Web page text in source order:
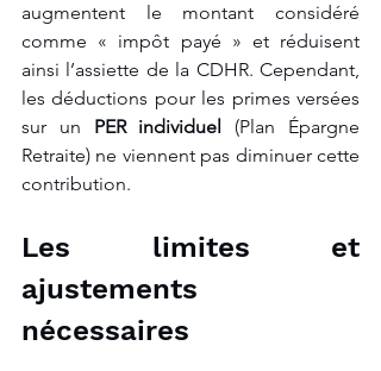
augmentent le montant considéré
comme « impôt payé » et réduisent
ainsi l’assiette de la CDHR. Cependant,
les déductions pour les primes versées
sur un PER individuel
(Plan Épargne
Retraite) ne viennent pas diminuer cette
contribution.
Les limites et
ajustements
nécessaires